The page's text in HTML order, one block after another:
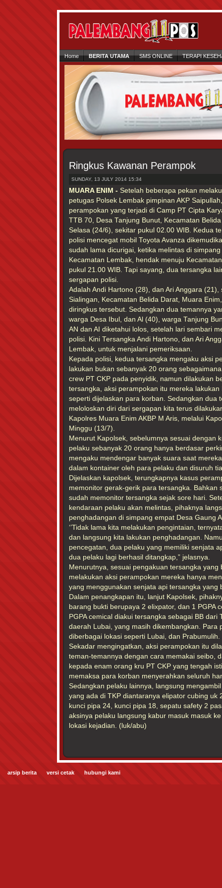
Home BERITA UTAMA SMS ONLINE TERAPI
Ringkus Kawanan Perampok
SUNDAY, 13 JULY 2014 15:34
MUARA ENIM - Setelah beberapa pekan
petugas Polsek Lembak pimpinan AKP
perampokan yang terjadi di Camp PT Cipta
TTB 70, Desa Tanjung Bunut, Kecamatan
Selasa (24/6), sekitar pukul 02.00 WIB. Kedua
polisi mencegat mobil Toyota Avanza
sudah lama dicurigai, ketika melintas di
Kecamatan Lembak, hendak menuju
pukul 21.00 WIB. Tapi sayang, dua tersangka
sergapan polisi.
Adalah Andi Hartono (28), dan Ari Anggara
Sialingan, Kecamatan Belida Darat, Muara
diringkus tersebut. Sedangkan dua temannya
warga Desa Ibul, dan Al (40), warga Tanjung
AN dan AI diketahui lolos, setelah lari sembari
polisi. Kini Tersangka Andi Hartono, dan Ari
Lembak, untuk menjalani pemeriksaan.
Kepada polisi, kedua tersangka mengaku aksi
lakukan bukan sebanyak 20 orang
crew PT CKP pada penyidik, namun dilakukan
tersangka, aksi perampokan itu mereka
seperti dijelaskan para korban. Sedangkan dua
meloloskan diri dari sergapan kita terus
Kapolres Muara Enim AKBP M Aris, melalui
Minggu (13/7).
Menurut Kapolsek, sebelumnya sesuai dengan
pelaku sebanyak 20 orang hanya berdasar
mengaku mendengar banyak suara saat
dalam kontainer oleh para pelaku dan disuruh
Dijelaskan kapolsek, terungkapnya kasus
memonitor gerak-gerik para tersangka. Bahkan
sudah memonitor tersangka sejak sore hari.
kendaraan pelaku akan melintas, pihaknya
penghadangan di simpang empat Desa Gaung
‘’Tidak lama kita melakukan pengintaian,
dan langsung kita lakukan penghadangan.
pencegatan, dua pelaku yang memiliki senjata
dua pelaku lagi berhasil ditangkap,” jelasnya.
Menurutnya, sesuai pengakuan tersangka yang
melakukan aksi perampokan mereka hanya
yang menggunakan senjata api tersangka yang
Dalam penangkapan itu, lanjut Kapolsek,
barang bukti berupaya 2 elixpator, dan 1 PGPA
PGPA cemical diakui tersangka sebagai BB dari
daerah Lubai, yang masih dikembangkan. Para
diberbagai lokasi seperti Lubai, dan Prabumulih.
Sekadar mengingatkan, aksi perampokan itu
teman-temannya dengan cara memakai seibo,
kepada enam orang kru PT CKP yang tengah
memaksa para korban menyerahkan seluruh
Sedangkan pelaku lainnya, langsung
yang ada di TKP diantaranya elipator cubing uk
kunci pipa 24, kunci pipa 18, sepatu safety 2
aksinya pelaku langsung kabur masuk masuk
lokasi kejadian. (luk/abu)
arsip berita versi cetak hubungi kami